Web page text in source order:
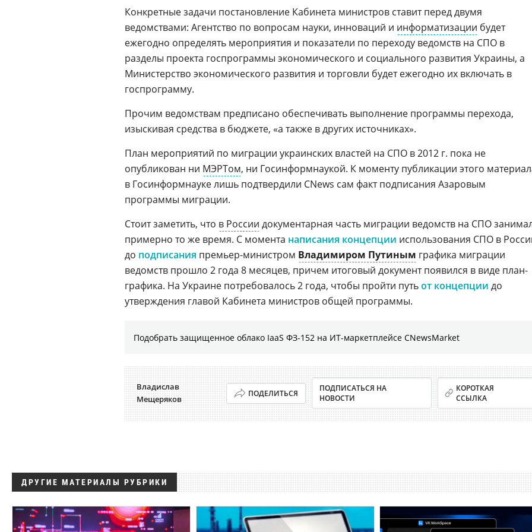
Конкретные задачи постановление Кабинета министров ставит перед двумя
ведомствами: Агентство по вопросам науки, инноваций и информатизации будет
ежегодно определять мероприятия и показатели по переходу ведомств на СПО в
разделы проекта госпрограммы экономического и социального развития Украины, а
Министерство экономического развития и торговли будет ежегодно их включать в
госпрограмму.
Прочим ведомствам предписано обеспечивать выполнение программы перехода,
изыскивая средства в бюджете, «а также в других источниках».
План мероприятий по миграции украинских властей на СПО в 2012 г. пока не
опубликован ни МЭРТом, ни Госинформнаукой. К моменту публикации этого
в Госинформнауке лишь подтвердили CNews сам факт подписания Азаровым
программы миграции.
Стоит заметить, что в России документарная часть миграции ведомств на СПО
примерно то же время. С момента написания концепции использования СПО в
до подписания премьер-министром Владимиром Путиным графика миграции
ведомств прошло 2 года 8 месяцев, причем итоговый документ появился в виде план-
графика. На Украине потребовалось 2 года, чтобы пройти путьот концепции до
утверждения главой Кабинета министров общей программы.
Подобрать защищенное облако IaaS ФЗ-152 на ИТ-маркетплейсе CNewsMarket
Владислав
Мещеряков
ПОДЕЛИТЬСЯ
ПОДПИСАТЬСЯ НА
НОВОСТИ
КОРОТКАЯ
ССЫЛКА
ДРУГИЕ МАТЕРИАЛЫ РУБРИКИ